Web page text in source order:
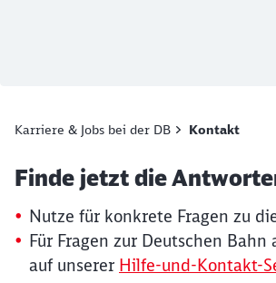
Karriere & Jobs bei der DB Kontakt
19. März 2026, 15:13 Uhr
Artikel:
Finde jetzt die
Nutze für konkrete Fragen zu
Für Fragen zur Deutschen
auf unserer Hilfe-und-Kontakt-